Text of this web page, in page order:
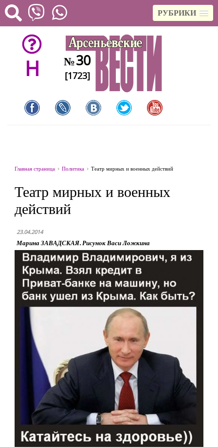
РУБРИКИ
H №30
[1723]
Главная страница Политика Театр мирных и военных действий
Театр мирных и военных
действий
23.04.2014
Марина ЗАВАДСКАЯ. Рисунок Васи Ложкина